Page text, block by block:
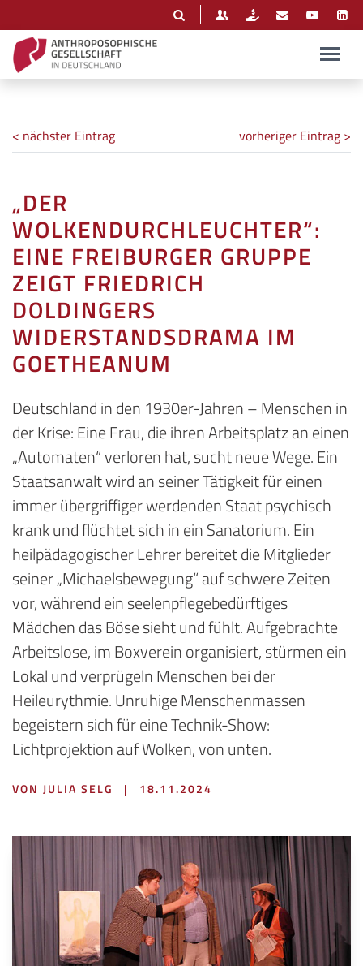
< nächster Eintrag vorheriger Eintrag >
„DER
WOLKENDURCHLEUCHTER“:
EINE FREIBURGER GRUPPE
ZEIGT FRIEDRICH
DOLDINGERS
WIDERSTANDSDRAMA IM
GOETHEANUM
Deutschland in den 1930er-Jahren – Menschen in
der Krise: Eine Frau, die ihren Arbeitsplatz an einen
„Automaten“ verloren hat, sucht neue Wege. Ein
Staatsanwalt wird an seiner Tätigkeit für einen
immer übergriffiger werdenden Staat psychisch
krank und flüchtet sich in ein Sanatorium. Ein
heilpädagogischer Lehrer bereitet die Mitglieder
seiner „Michaelsbewegung“ auf schwere Zeiten
vor, während ein seelenpflegebedürftiges
Mädchen das Böse sieht und fühlt. Aufgebrachte
Arbeitslose, im Boxverein organisiert, stürmen ein
Lokal und verprügeln Menschen bei der
Heileurythmie. Unruhige Menschenmassen
begeistern sich für eine Technik-Show:
Lichtprojektion auf Wolken, von unten.
VON JULIA SELG | 18.11.2024